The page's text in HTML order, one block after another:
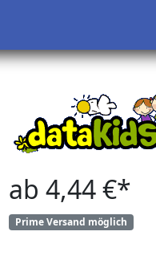
ab 4,44 €*
Prime Versand möglich